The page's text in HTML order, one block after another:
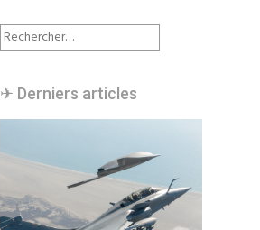
Rechercher :
✈︎ Derniers articles